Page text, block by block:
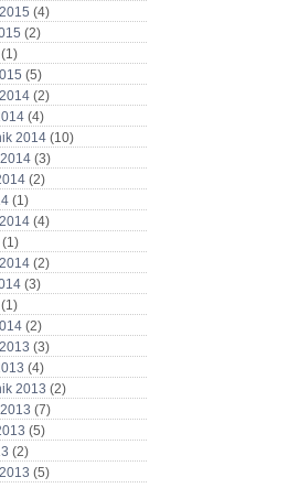
(4)
(2)
(1)
(5)
(2)
(4)
2014 (10)
(3)
(2)
(1)
(4)
(1)
(2)
(3)
(1)
(2)
(3)
(4)
2013 (2)
(7)
(5)
(2)
(5)